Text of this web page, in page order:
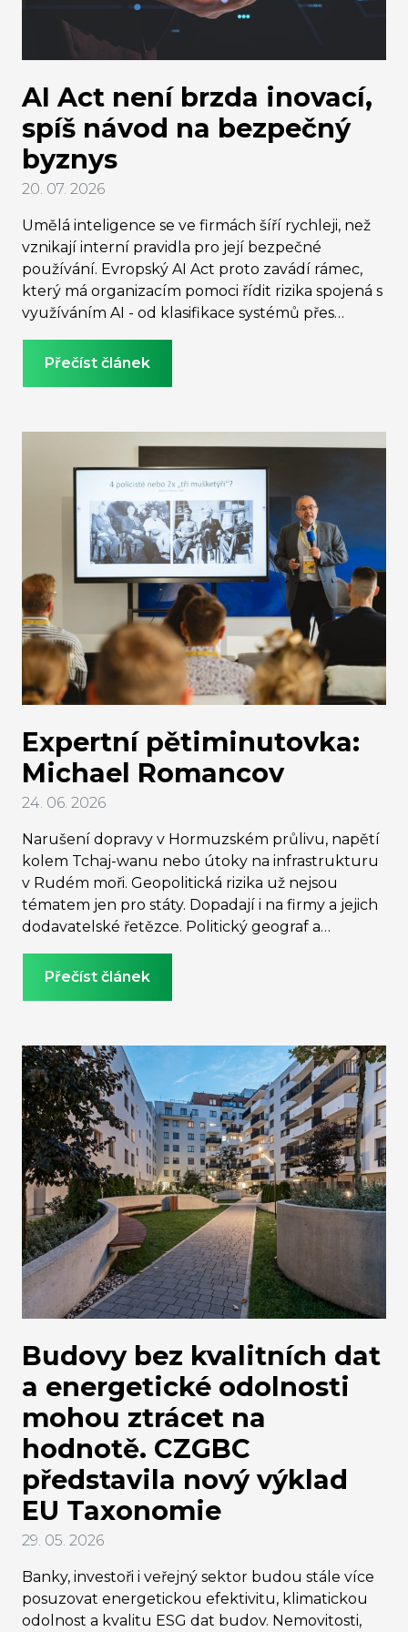
AI Act není brzda inovací,
spíš návod na bezpečný
byznys
20. 07. 2026
Umělá inteligence se ve firmách šíří rychleji, než
vznikají interní pravidla pro její bezpečné
používání. Evropský AI Act proto zavádí rámec,
který má organizacím pomoci řídit rizika spojená s
využíváním AI - od klasifikace systémů přes
transparentnost a lidský dohled. Jak se na novou
Přečíst článek
Expertní pětiminutovka:
Michael Romancov
24. 06. 2026
Narušení dopravy v Hormuzském průlivu, napětí
kolem Tchaj-wanu nebo útoky na infrastrukturu
v Rudém moři. Geopolitická rizika už nejsou
tématem jen pro státy. Dopadají i na firmy a jejich
dodavatelské řetězce. Politický geograf a
otázky, které by si dnes mělo položit vedení každé
Přečíst článek
Budovy bez kvalitních dat
a energetické odolnosti
mohou ztrácet na
hodnotě. CZGBC
představila nový výklad
EU Taxonomie
29. 05. 2026
Banky, investoři i veřejný sektor budou stále více
posuzovat energetickou efektivitu, klimatickou
odolnost a kvalitu ESG dat budov. Nemovitosti,